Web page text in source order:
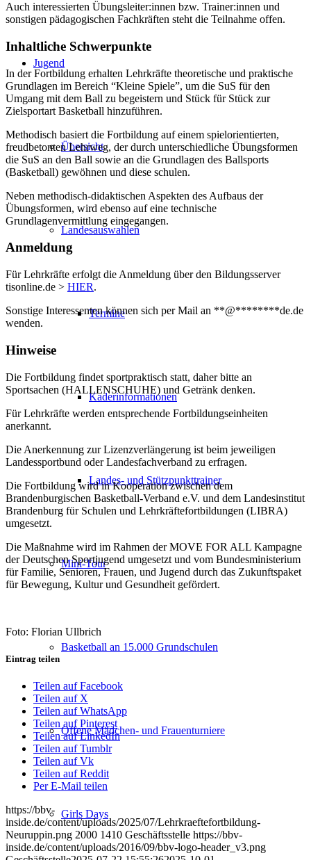
Jugend
Übersicht
Landesauswahlen
Termine
Kaderinformationen
Landes- und Stützpunkttrainer
Mini-Tour
Basketball an 15.000 Grundschulen
Offene Mädchen- und Frauenturniere
Girls Days
Auch interessierten Übungsleiter:innen bzw. Trainer:innen und
sonstigen pädagogischen Fachkräften steht die Teilnahme offen.
Inhaltliche Schwerpunkte
In der Fortbildung erhalten Lehrkräfte theoretische und praktische
Grundlagen im Bereich “Kleine Spiele”, um die SuS für den
Umgang mit dem Ball zu begeistern und Stück für Stück zur
Zielsportart Basketball hinzuführen.
Methodisch basiert die Fortbildung auf einem spielorientierten,
freudbetonten Lehrweg, der durch unterschiedliche Übungsformen
die SuS an den Ball sowie an die Grundlagen des Ballsports
(Basketball) gewöhnen und diese schulen.
Neben methodisch-didaktischen Aspekten des Aufbaus der
Übungsformen, wird ebenso auf eine technische
Grundlagenvermittlung eingegangen.
Anmeldung
Für Lehrkräfte erfolgt die Anmeldung über den Bildungsserver
tisonline.de > HIER.
Sonstige Interessenten können sich per Mail an **@********de.de
wenden.
Hinweise
Die Fortbildung findet sportpraktisch statt, daher bitte an
Sportsachen (HALLENSCHUHE) und Getränk denken.
Für Lehrkräfte werden entsprechende Fortbildungseinheiten
anerkannt.
Die Anerkennung zur Lizenzverlängerung ist beim jeweiligen
Landessportbund oder Landesfachverband zu erfragen.
Die Fortbildung wird in Kooperation zwischen dem
Brandenburgischen Basketball-Verband e.V. und dem Landesinstitut
Brandenburg für Schulen und Lehrkräftefortbildungen (LIBRA)
umgesetzt.
Die Maßnahme wird im Rahmen der MOVE FOR ALL Kampagne
der Deutschen Sportjugend umgesetzt und vom Bundesministerium
für Familie, Senioren, Frauen, und Jugend durch das Zukunftspaket
für Bewegung, Kultur und Gesundheit gefördert.
Foto: Florian Ullbrich
Eintrag teilen
Teilen auf Facebook
Teilen auf X
Teilen auf WhatsApp
Teilen auf Pinterest
Teilen auf LinkedIn
Teilen auf Tumblr
Teilen auf Vk
Teilen auf Reddit
Per E-Mail teilen
https://bbv-
inside.de/content/uploads/2025/07/Lehrkraeftefortbildung-
Neuruppin.png 2000 1410 Geschäftsstelle https://bbv-
inside.de/content/uploads/2016/09/bbv-logo-header_v3.png